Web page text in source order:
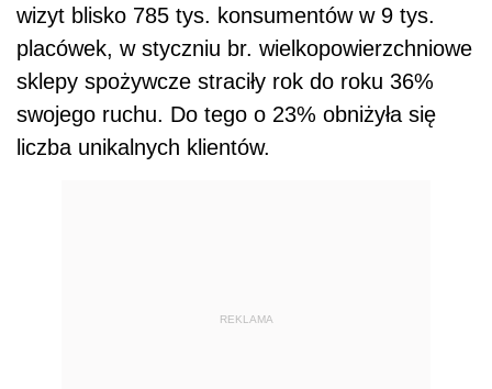
wizyt blisko 785 tys. konsumentów w 9 tys.
placówek, w styczniu br. wielkopowierzchniowe
sklepy spożywcze straciły rok do roku 36%
swojego ruchu. Do tego o 23% obniżyła się
liczba unikalnych klientów.
REKLAMA